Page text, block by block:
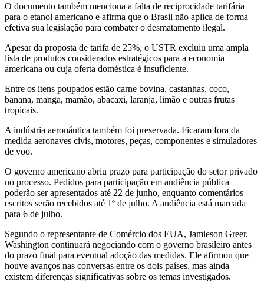
O documento também menciona a falta de reciprocidade tarifária
para o etanol americano e afirma que o Brasil não aplica de forma
efetiva sua legislação para combater o desmatamento ilegal.
Apesar da proposta de tarifa de 25%, o USTR excluiu uma ampla
lista de produtos considerados estratégicos para a economia
americana ou cuja oferta doméstica é insuficiente.
Entre os itens poupados estão carne bovina, castanhas, coco,
banana, manga, mamão, abacaxi, laranja, limão e outras frutas
tropicais.
A indústria aeronáutica também foi preservada. Ficaram fora da
medida aeronaves civis, motores, peças, componentes e simuladores
de voo.
O governo americano abriu prazo para participação do setor privado
no processo. Pedidos para participação em audiência pública
poderão ser apresentados até 22 de junho, enquanto comentários
escritos serão recebidos até 1º de julho. A audiência está marcada
para 6 de julho.
Segundo o representante de Comércio dos EUA, Jamieson Greer,
Washington continuará negociando com o governo brasileiro antes
do prazo final para eventual adoção das medidas. Ele afirmou que
houve avanços nas conversas entre os dois países, mas ainda
existem diferenças significativas sobre os temas investigados.